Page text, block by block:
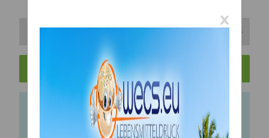
In den Warenkorb
Bitte beachten Sie das Abnahmeintervall von 1
x